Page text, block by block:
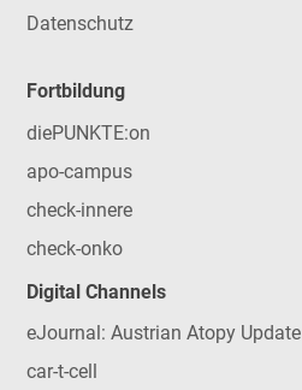
Datenschutz
Fortbildung
diePUNKTE:on
apo-campus
check-innere
check-onko
Digital Channels
eJournal: Austrian Atopy Update
car-t-cell